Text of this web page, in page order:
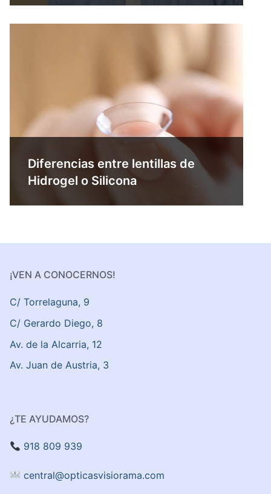
Diferencias entre lentillas de
Hidrogel o Silicona
¡VEN A CONOCERNOS!
C/ Torrelaguna, 9
C/ Gerardo Diego, 8
Av. de la Alcarria, 12
Av. Juan de Austria, 3
¿TE AYUDAMOS?
918 809 939
central@opticasvisiorama.com